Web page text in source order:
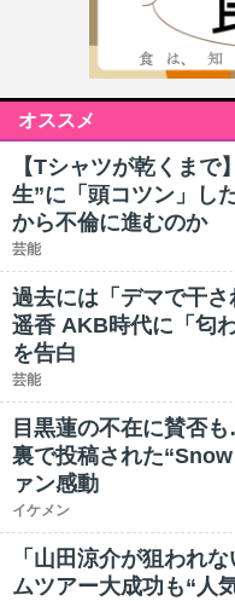
オススメ
【Tシャツが乾くまで
生”に「頭コツン」し
から不倫に進むのか
芸能
過去には「デマで干
遥香 AKB時代に「匂
を告白
芸能
目黒蓮の不在に賛否
裏で投稿された
ァン感動
イケメン
「山田涼介が狙われ
ムツアー大成功も“人